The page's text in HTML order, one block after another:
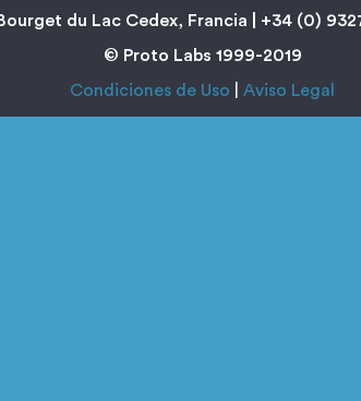
du Lac Cedex, Francia | +34 (0)
© Proto Labs 1999-2019
Condiciones de Uso
Aviso Legal